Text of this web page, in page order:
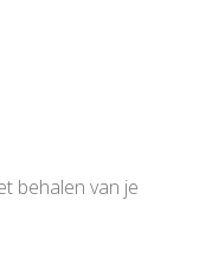
behalen van je